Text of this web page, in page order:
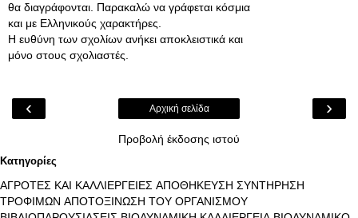
θα διαγράφονται. Παρακαλώ να γράφεται κόσμια
και με Ελληνικούς χαρακτήρες.
Η ευθύνη των σχολίων ανήκει αποκλειστικά και
μόνο στους σχολιαστές.
‹ ›
Αρχική σελίδα
Προβολή έκδοσης ιστού
Κατηγορίες
ΑΓΡΟΤΕΣ ΚΑΙ ΚΑΛΛΙΕΡΓΕΙΕΣ ΑΠΟΘΗΚΕΥΣΗ ΣΥΝΤΗΡΗΣΗ
ΤΡΟΦΙΜΩΝ ΑΠΟΤΟΞΙΝΩΣΗ ΤΟΥ ΟΡΓΑΝΙΣΜΟΥ